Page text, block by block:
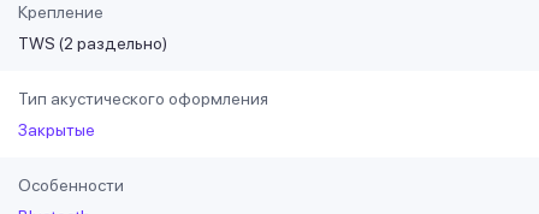
Крепление
TWS (2 раздельно)
Тип акустического оформления
Закрытые
Особенности